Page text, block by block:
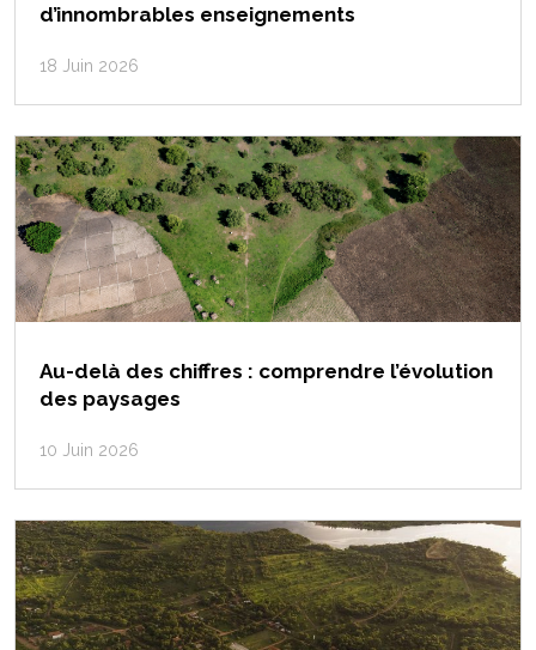
d’innombrables enseignements
18 Juin 2026
Au-delà des chiffres : comprendre l’évolution
des paysages
10 Juin 2026